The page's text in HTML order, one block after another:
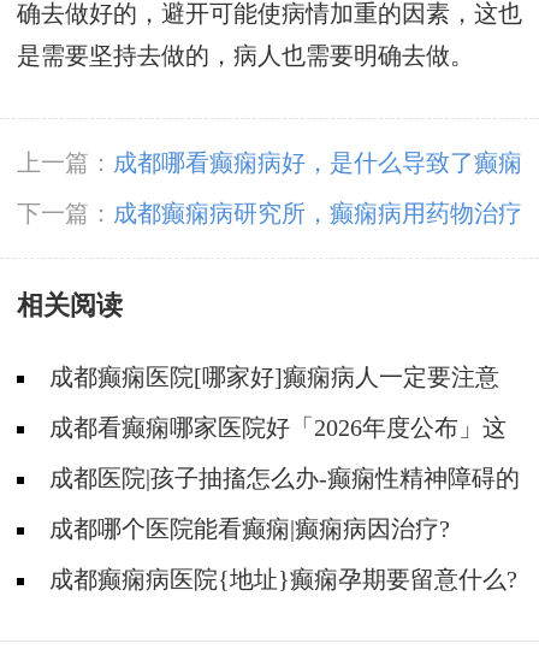
确去做好的，避开可能使病情加重的因素，这也
是需要坚持去做的，病人也需要明确去做。
上一篇： 成都哪看癫痫病好，是什么导致了癫痫
病的难治性呢?
下一篇： 成都癫痫病研究所，癫痫病用药物治疗
好不好?
相关阅读
成都癫痫医院[哪家好]癫痫病人一定要注意
哪些护理问题?
成都看癫痫哪家医院好「2026年度公布」这
些常见的食物能帮助癫痫治疗!
成都医院|孩子抽搐怎么办-癫痫性精神障碍的
护理措施有哪些?
成都哪个医院能看癫痫|癫痫病因治疗?
成都癫痫病医院{地址}癫痫孕期要留意什么?